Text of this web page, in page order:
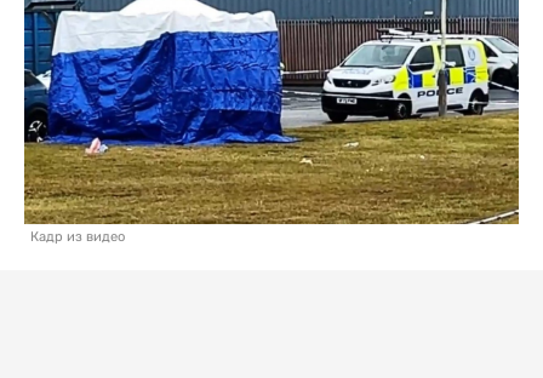
Кадр из видео